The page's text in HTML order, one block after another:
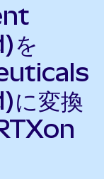
を
変換